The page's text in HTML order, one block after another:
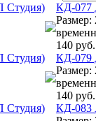
Студия)
КД-077
Размер:
140 руб.
Студия)
КД-079
Размер:
140 руб.
Студия)
КД-083